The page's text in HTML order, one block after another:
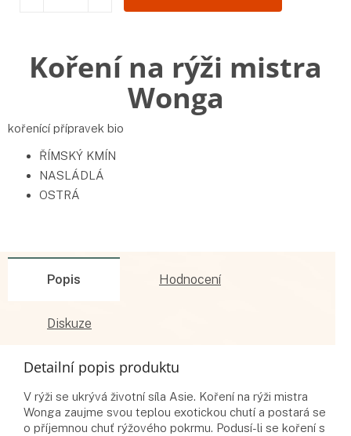
Koření na rýži mistra
Wonga
kořenící přípravek bio
ŘÍMSKÝ KMÍN
NASLÁDLÁ
OSTRÁ
Popis Hodnocení
Diskuze
Detailní popis produktu
V rýži se ukrývá životní síla Asie. Koření na rýži mistra
Wonga zaujme svou teplou exotickou chutí a postará se
o příjemnou chuť rýžového pokrmu. Podusí-li se koření s